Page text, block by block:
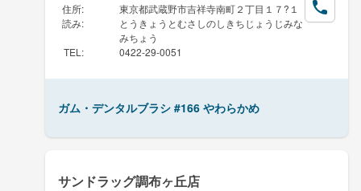
住所:
東京都武蔵野市吉祥寺南町２丁目１７?１
読み:
とうきょうとむさしのしきちじょうじみな
みちょう
TEL : 0422-29-0051
ガム・デンタルブラシ #166 やわらかめ
サンドラッグ調布ヶ丘店